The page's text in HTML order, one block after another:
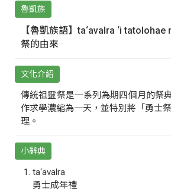
魯凱族
【魯凱族語】ta‘avalra ‘i
祭的由來
文化介紹
傳統祖靈祭是一系列為期四個月的祭
作求學濃縮為一天，並特別將「勇士
理。
小辭典
ta‘avalra
勇士成年禮